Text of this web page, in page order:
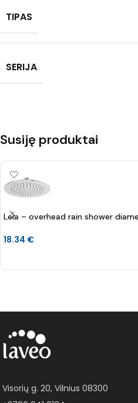
TIPAS
SERIJA
Susiję produktai
Leia – overhead rain shower
18.34 €
Visorių g. 20, Vilnius 08300